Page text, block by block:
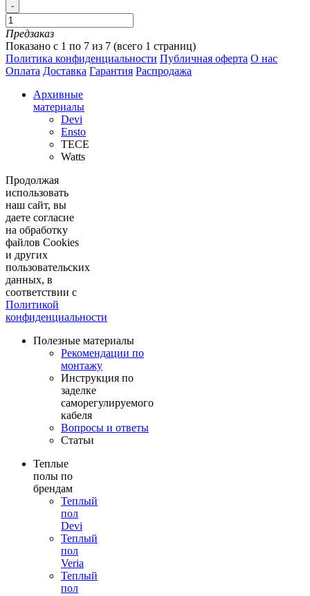
-
Предзаказ
Показано с 1 по 7 из 7 (всего 1 страниц)
Политика конфиденциальности Публичная оферта О нас
Оплата Доставка Гарантия Распродажа
Архивные
материалы
Devi
Ensto
TECE
Watts
Продолжая
использовать
наш сайт, вы
даете согласие
на обработку
файлов Cookies
и других
пользовательских
данных, в
соответствии с
Политикой
конфиденциальности
Полезные материалы
Рекомендации по
монтажу
Инструкция по
заделке
саморегулируемого
кабеля
Вопросы и ответы
Статьи
Теплые
полы по
брендам
Теплый
пол
Devi
Теплый
пол
Veria
Теплый
пол